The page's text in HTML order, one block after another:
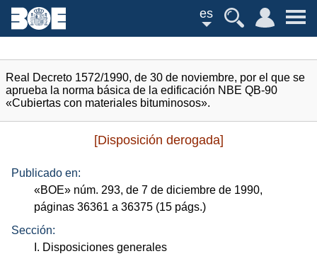
es
Real Decreto 1572/1990, de 30 de noviembre, por el que se
aprueba la norma básica de la edificación NBE QB-90
«Cubiertas con materiales bituminosos».
[Disposición derogada]
Publicado en:
«BOE» núm. 293, de 7 de diciembre de 1990,
páginas 36361 a 36375 (15 págs.)
Sección:
I. Disposiciones generales